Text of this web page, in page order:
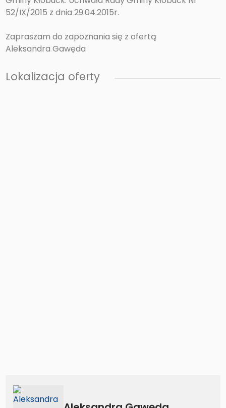
52/IX/2015 z dnia 29.04.2015r.
Zapraszam do zapoznania się z ofertą
Aleksandra Gawęda
Lokalizacja oferty